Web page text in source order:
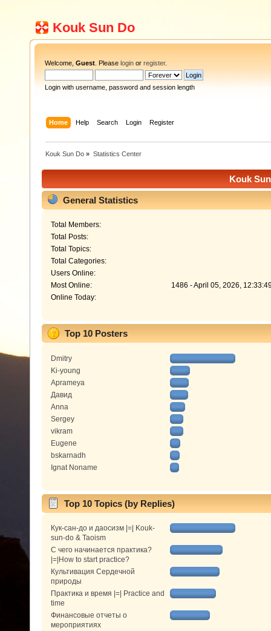
Kouk Sun Do
Welcome, Guest . Please login or register.
Login with username, password and session length
Home Help Search Login Register
Kouk Sun Do » Statistics Center
Kouk
General Statistics
Total Members:
Total Posts:
Total Topics:
Total Categories:
Users Online:
Most Online:
1486 - April 05, 2026,
Online Today:
Top 10 Posters
Dmitry
Ki-young
Aprameya
Давид
Anna
Sergey
vikram
Eugene
bskarnadh
Ignat Noname
Top 10 Topics (by Replies)
Кук-сан-до и даосизм |=| Kouk-
sun-do & Taoism
С чего начинается практика?
|=|How to start practice?
Культивация Сердечной
природы
Практика и время |=| Practice and
time
Финансовые отчеты о
мероприятиях